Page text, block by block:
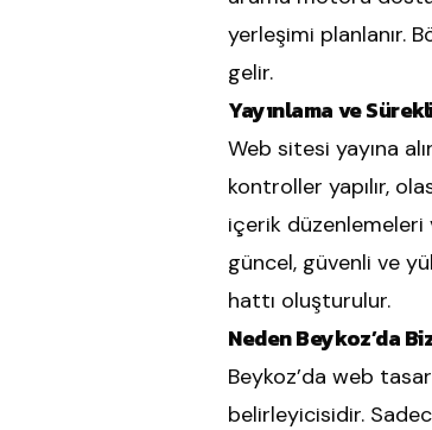
yerleşimi planlanır.
gelir.
Yayınlama ve
Web sitesi yayına
kontroller yapılır,
içerik
güncel, güvenli ve
hattı oluşturulur.
Neden Beykoz’da
Beykoz’da web
belirleyicisidir.